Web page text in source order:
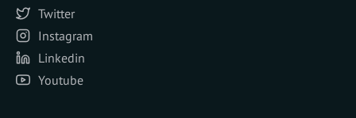
Twitter
Instagram
Linkedin
Youtube